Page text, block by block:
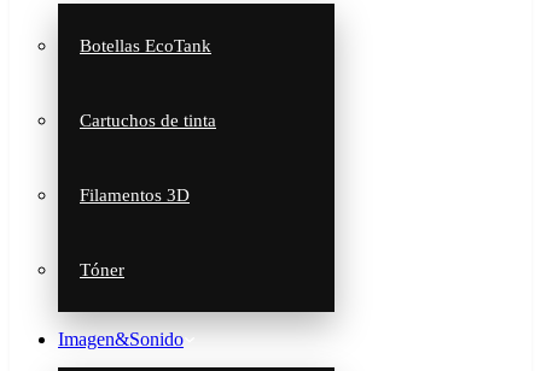
Botellas EcoTank
Cartuchos de tinta
Filamentos 3D
Tóner
Imagen&Sonido